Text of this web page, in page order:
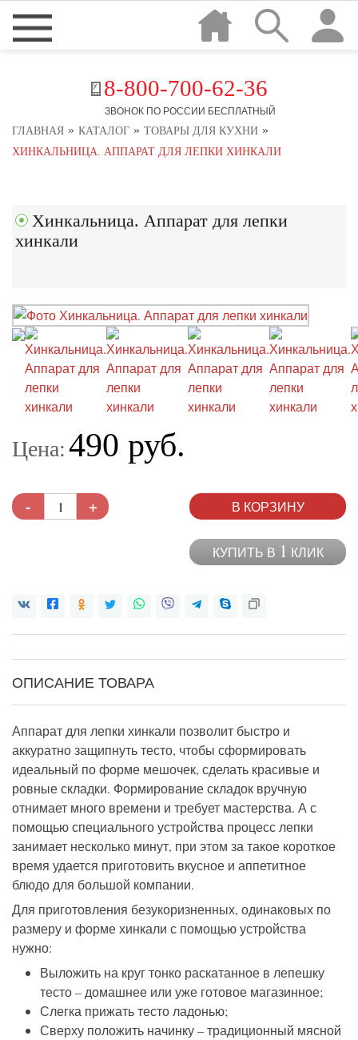
8-800-700-62-36
ЗВОНОК ПО РОССИИ БЕСПЛАТНЫЙ
ГЛАВНАЯ » КАТАЛОГ » ТОВАРЫ ДЛЯ КУХНИ »
ХИНКАЛЬНИЦА. АППАРАТ ДЛЯ ЛЕПКИ ХИНКАЛИ
Хинкальница. Аппарат для лепки
хинкали
Цена:490 руб.
- + В КОРЗИНУ
КУПИТЬ В 1 КЛИК
ОПИСАНИЕ ТОВАРА
Аппарат для лепки хинкали позволит быстро и
аккуратно защипнуть тесто, чтобы сформировать
идеальный по форме мешочек, сделать красивые и
ровные складки. Формирование складок вручную
отнимает много времени и требует мастерства. А с
помощью специального устройства процесс лепки
занимает несколько минут, при этом за такое короткое
время удается приготовить вкусное и аппетитное
блюдо для большой компании.
Для приготовления безукоризненных, одинаковых по
размеру и форме хинкали с помощью устройства
нужно:
Выложить на круг тонко раскатанное в лепешку
тесто – домашнее или уже готовое магазинное;
Слегка прижать тесто ладонью;
Сверху положить начинку – традиционный мясной